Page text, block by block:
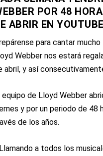
POR 48
ABRIR EN
para cantar
Webber nos estará
abril, y así
equipo de Lloyd Webber
y por un periodo de 48
de los años.
a todos los